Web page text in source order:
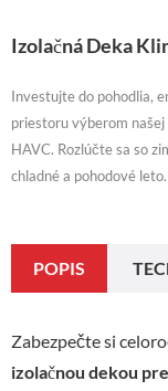
Izolačná Deka
Investujte do pohodlia,
priestoru výberom
HAVC. Rozlúčte sa so
chladné a pohodové
POPIS
Zabezpečte si
izolačnou dekou